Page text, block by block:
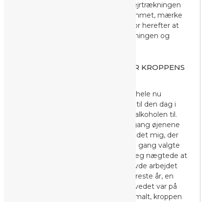
loftet osv. – dvs. turde blive i vejrtrækningen
inden jeg giver slip, mærke rummet, mærke
følelserne, mærke mig selv – for herefter at
turde give helt slip på vejrtrækningen og
NÅR BODYRESTART BLIVER KROPPENS
Med en krop i bedring, gik det hele nu
egentlig meget godt – lige indtil den dag i
maj i 2016, hvor min far valgte alkoholen til.
Min familie lukkede endnu engang øjenene
for problemet og pludselig var det mig, der
var “forkert”, fordi jeg for første gang valgte
mig selv og mit liv til, og fordi jeg nægtede at
smide alt det væk, som jeg havde arbejdet
for/med. 2016 blev mit livs sværeste år, en
lang sej mental kamp, hvor hovedet var på
overarbejde, overskuddet minimalt, kroppen